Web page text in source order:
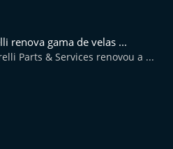
renova gama de velas ...
Parts & Services renovou a ...